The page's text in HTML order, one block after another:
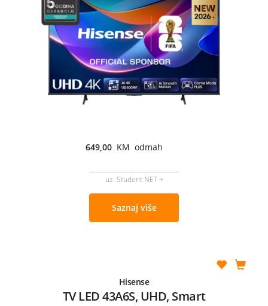
649,00 KM odmah
uz Student NET +
Saznaj više
Hisense
TV LED 43A6S, UHD, Smart